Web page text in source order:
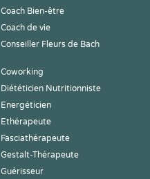
Coach Bien-être
Coach de vie
Conseiller Fleurs de Bach
Coworking
Diététicien Nutritionniste
Energéticien
Ethérapeute
Fasciathérapeute
Gestalt-Thérapeute
Guérisseur